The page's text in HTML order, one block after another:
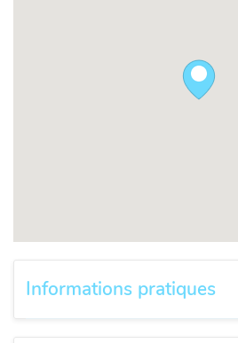
Informations pratiques